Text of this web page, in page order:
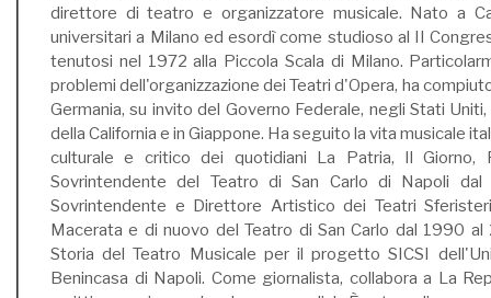
direttore di teatro e organizzatore musicale. Nato a
universitari a Milano ed esordì come studioso al II
tenutosi nel 1972 alla Piccola Scala di Milano.
problemi dell'organizzazione dei Teatri d'Opera, ha
Germania, su invito del Governo Federale, negli Stati
della California e in Giappone. Ha seguito la vita musicale
culturale e critico dei quotidiani La Patria, Il Giorno,
Sovrintendente del Teatro di San Carlo di Napoli
Sovrintendente e Direttore Artistico dei Teatri
Macerata e di nuovo del Teatro di San Carlo dal 1990
Storia del Teatro Musicale per il progetto SICSI
Benincasa di Napoli. Come giornalista, collabora a La